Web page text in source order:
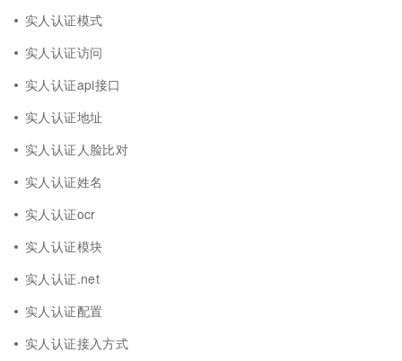
实人认证模式
实人认证访问
实人认证api接口
实人认证地址
实人认证人脸比对
实人认证姓名
实人认证ocr
实人认证模块
实人认证.net
实人认证配置
实人认证接入方式